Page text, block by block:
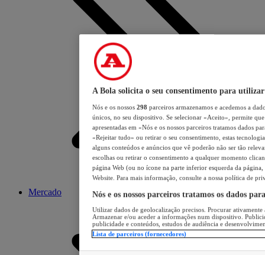
Mercado
A Bola solicita o seu consentimento para utilizar
Nós e os nossos 298 parceiros armazenamos e acedemos a
únicos, no seu dispositivo. Se selecionar «Aceito», permite
apresentadas em «Nós e os nossos parceiros tratamos dados
«Rejeitar tudo» ou retirar o seu consentimento, estas
alguns conteúdos e anúncios que vê poderão não ser tão
escolhas ou retirar o consentimento a qualquer momento
página Web (ou no ícone na parte inferior esquerda da página,
Website. Para mais informação, consulte a nossa política de
Nós e os nossos parceiros tratamos os dados
Utilizar dados de geolocalização precisos. Procurar
Armazenar e/ou aceder a informações num dispositivo.
publicidade e conteúdos, estudos de audiência e
Lista de parceiros (fornecedores)